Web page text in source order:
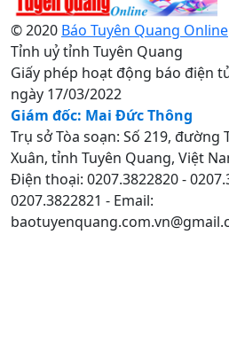
© 2020 Báo Tuyên Quang Online
Tỉnh uỷ tỉnh Tuyên Quang
Giấy phép hoạt động báo điện
ngày 17/03/2022
Giám đốc: Mai Đức Thông
Trụ sở Tòa soạn: Số 219,
Xuân, tỉnh Tuyên Quang, Việt
Điện thoại: 0207.3822820 -
0207.3822821 - Email: